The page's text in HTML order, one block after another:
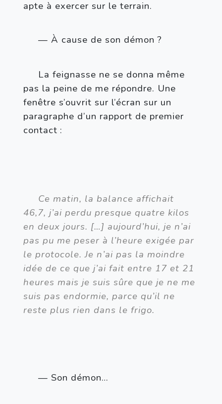
apte à exercer sur le terrain.
— À cause de son démon ?
La feignasse ne se donna même
pas la peine de me répondre. Une
fenêtre s’ouvrit sur l’écran sur un
paragraphe d’un rapport de premier
contact :
Ce matin, la balance affichait
46,7, j’ai perdu presque quatre kilos
en deux jours. […] aujourd’hui, je n’ai
pas pu me peser à l’heure exigée par
le protocole. Je n’ai pas la moindre
idée de ce que j’ai fait entre 17 et 21
heures mais je suis sûre que je ne me
suis pas endormie, parce qu’il ne
reste plus rien dans le frigo.
— Son démon…